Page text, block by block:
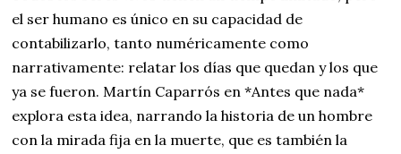
el ser humano es único en su capacidad de
contabilizarlo, tanto numéricamente como
narrativamente: relatar los días que quedan y los que
ya se fueron. Martín Caparrós en *Antes que nada*
explora esta idea, narrando la historia de un hombre
con la mirada fija en la muerte, que es también la